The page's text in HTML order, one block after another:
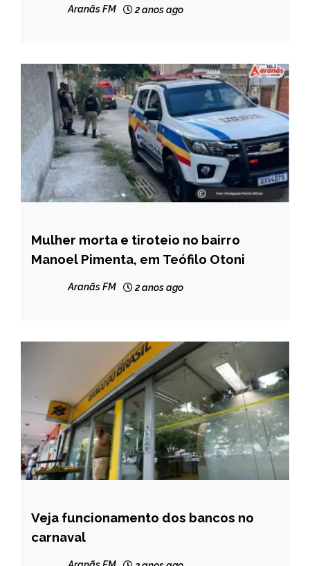
Aranãs FM 2 anos ago
MINAS
GERAIS
NOTÍCIAS
Mulher morta e tiroteio no bairro
Manoel Pimenta, em Teófilo Otoni
Aranãs FM 2 anos ago
BRASIL
CAPELINHA
Veja funcionamento dos bancos no
carnaval